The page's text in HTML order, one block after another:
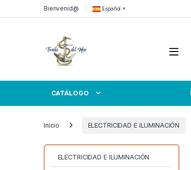
Skip to navigation
Skip to contentBienvenid@ Español ▼
Open
CATÁLOGO
Inicio ELECTRICIDAD E ILUMINACIÓN
ELECTRICIDAD E ILUMINACIÓN